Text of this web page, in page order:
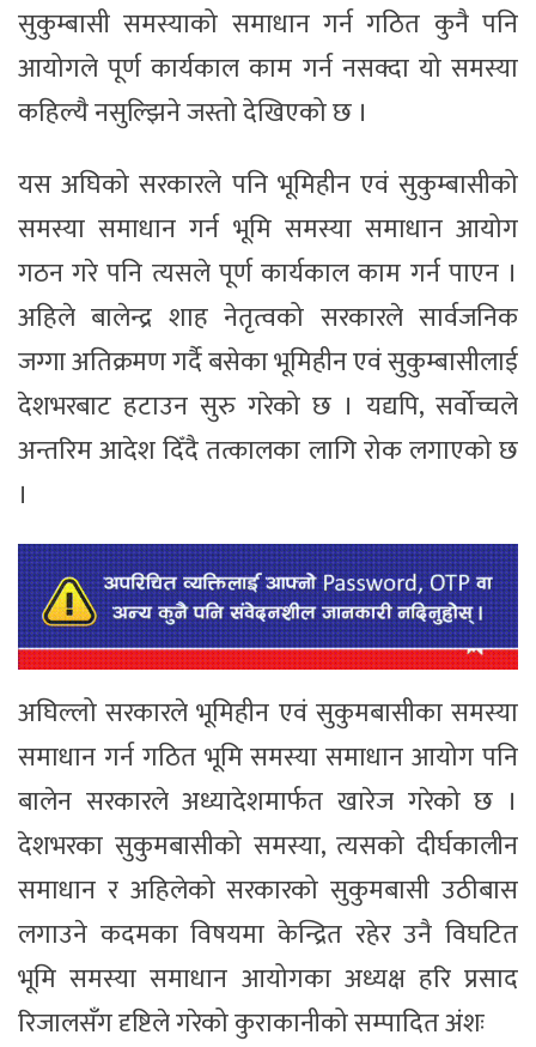
सुकुम्बासी समस्याको समाधान गर्न गठित कुनै पनि
आयोगले पूर्ण कार्यकाल काम गर्न नसक्दा यो समस्या
कहिल्यै नसुल्झिने जस्तो देखिएको छ ।
यस अघिको सरकारले पनि भूमिहीन एवं सुकुम्बासीको
समस्या समाधान गर्न भूमि समस्या समाधान आयोग
गठन गरे पनि त्यसले पूर्ण कार्यकाल काम गर्न पाएन ।
अहिले बालेन्द्र शाह नेतृत्वको सरकारले सार्वजनिक
जग्गा अतिक्रमण गर्दै बसेका भूमिहीन एवं सुकुम्बासीलाई
देशभरबाट हटाउन सुरु गरेको छ । यद्यपि, सर्वोच्चले
अन्तरिम आदेश दिँदै तत्कालका लागि रोक लगाएको छ
।
अघिल्लो सरकारले भूमिहीन एवं सुकुमबासीका समस्या
समाधान गर्न गठित भूमि समस्या समाधान आयोग पनि
बालेन सरकारले अध्यादेशमार्फत खारेज गरेको छ ।
देशभरका सुकुमबासीको समस्या, त्यसको दीर्घकालीन
समाधान र अहिलेको सरकारको सुकुमबासी उठीबास
लगाउने कदमका विषयमा केन्द्रित रहेर उनै विघटित
भूमि समस्या समाधान आयोगका अध्यक्ष हरि प्रसाद
रिजालसँग दृष्टिले गरेको कुराकानीको सम्पादित अंशः